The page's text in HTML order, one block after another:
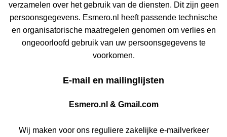
verzamelen over het gebruik van de diensten. Dit zijn geen
persoonsgegevens. Esmero.nl heeft passende technische
en organisatorische maatregelen genomen om verlies en
ongeoorloofd gebruik van uw persoonsgegevens te
voorkomen.
E-mail en mailinglijsten
Esmero.nl & Gmail.com
Wij maken voor ons reguliere zakelijke e-mailverkeer